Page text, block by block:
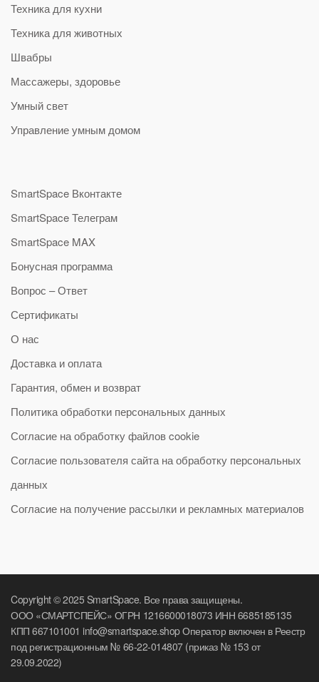
Техника для кухни
Техника для животных
Швабры
Массажеры, здоровье
Умный свет
Управление умным домом
SmartSpace Вконтакте
SmartSpace Телеграм
SmartSpace MAX
Бонусная программа
Вопрос – Ответ
Сертификаты
О нас
Доставка и оплата
Гарантия, обмен и возврат
Политика обработки персональных данных
Согласие на обработку файлов cookie
Согласие пользователя сайта на обработку персональных
данных
Согласие на получение рассылки и рекламных материалов
Copyright © 2025 SmartSpace. Все права защищены.
ООО «СМАРТСПЕЙС» ОГРН 1216600018073 ИНН 6685185135
КПП 667101001 info@smartspace.shop Оператор включен в Реестр
под регистрационным № 66-22-014807 (приказ № 153 от
29.09.2022)